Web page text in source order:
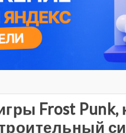
Frost Punk,